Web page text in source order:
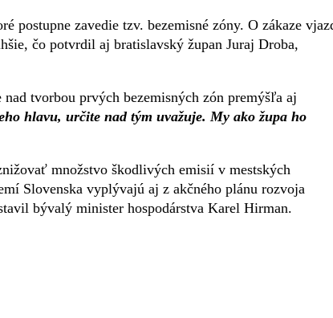
postupne zavedie tzv. bezemisné zóny. O zákaze
čo potvrdil aj bratislavský župan Juraj Droba,
tvorbou prvých bezemisných zón premýšľa aj
hlavu, určite nad tým uvažuje. My ako župa ho
množstvo škodlivých emisií v mestských
Slovenska vyplývajú aj z akčného plánu rozvoja
bývalý minister hospodárstva Karel Hirman.